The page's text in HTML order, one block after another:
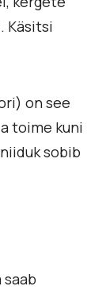
Käsitsi
on see
toime kuni
sobib